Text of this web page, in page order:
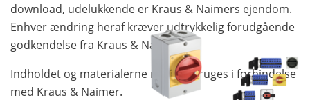
download, udelukkende er Kraus & Naimers ejendom.
Enhver ændring heraf kræver udtrykkelig forudgående
godkendelse fra Kraus & Naimer.
Indholdet og materialerne må kun bruges i forbindelse
med Kraus & Naimer.